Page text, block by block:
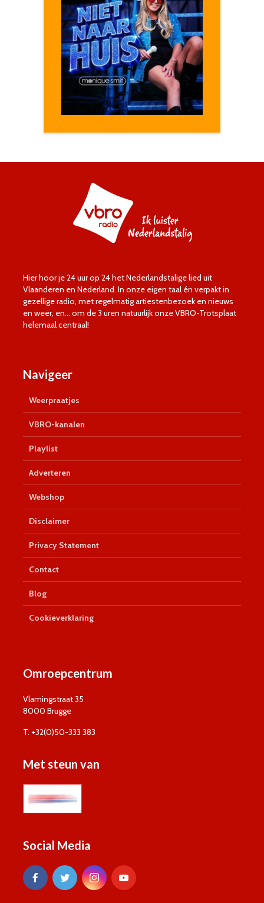
Hier hoor je 24 uur op 24 het Nederlandstalige lied uit
Vlaanderen en Nederland. In onze eigen taal én verpakt in
gezellige radio, met regelmatig artiestenbezoek en nieuws
en weer, en… om de 3 uren natuurlijk onze VBRO-Trotsplaat
helemaal centraal!
Navigeer
Weerpraatjes
VBRO-kanalen
Playlist
Adverteren
Webshop
Disclaimer
Privacy Statement
Contact
Blog
Cookieverklaring
Omroepcentrum
Vlamingstraat 35
8000 Brugge
T. +32(0)50-333 383
Met steun van
Social Media